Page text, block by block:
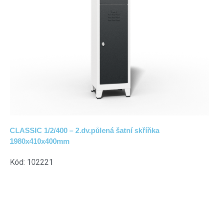
CLASSIC 1/2/400 – 2.dv.půlená šatní skříňka
1980x410x400mm
Kód: 102221